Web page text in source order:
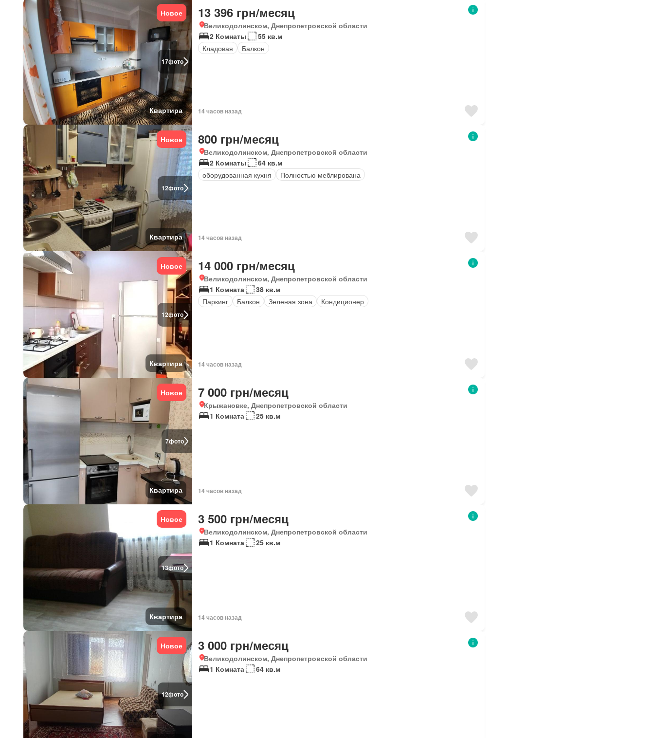
17фото
Новое
Квартира
13 396 грн/месяц
Великодолинском, Днепропетровской области
2 Комнаты
55 кв.м
Кладовая
Балкон
14 часов назад
12фото
Новое
Квартира
800 грн/месяц
Великодолинском, Днепропетровской области
2 Комнаты
64 кв.м
оборудованная кухня
Полностью меблирована
14 часов назад
12фото
Новое
Квартира
14 000 грн/месяц
Великодолинском, Днепропетровской области
1 Комната
38 кв.м
Паркинг
Балкон Зеленая зона Кондиционер
14 часов назад
7фото
Новое
Квартира
7 000 грн/месяц
Крыжановке, Днепропетровской области
1 Комната
25 кв.м
14 часов назад
13фото
Новое
Квартира
3 500 грн/месяц
Великодолинском, Днепропетровской области
1 Комната
25 кв.м
14 часов назад
12фото
Новое 3 000 грн/месяц
Великодолинском, Днепропетровской области
1 Комната
64 кв.м